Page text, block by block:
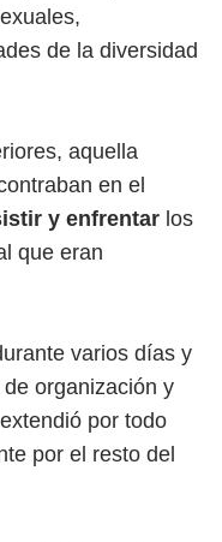
de la diversidad
aquella
en el
y enfrentar los
que eran
varios días y
organización y
por todo
por el resto del